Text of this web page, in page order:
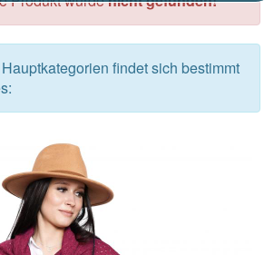
findet sich bestimmt